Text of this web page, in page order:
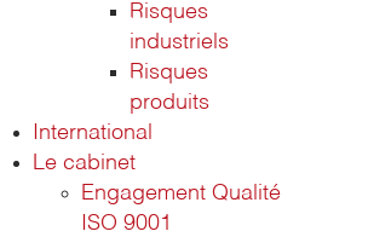
Risques
industriels
Risques
produits
International
Le cabinet
Engagement Qualité
ISO 9001